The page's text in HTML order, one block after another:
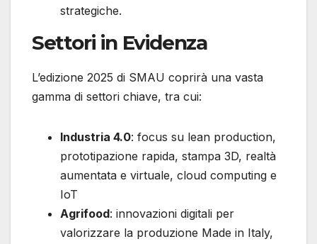
strategiche.
Settori in Evidenza
L’edizione 2025 di SMAU coprirà una vasta
gamma di settori chiave, tra cui:
Industria 4.0: focus su lean production,
prototipazione rapida, stampa 3D, realtà
aumentata e virtuale, cloud computing e
IoT
Agrifood: innovazioni digitali per
valorizzare la produzione Made in Italy,